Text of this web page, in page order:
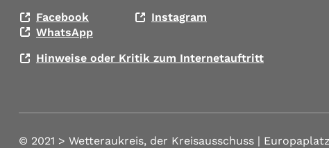
Facebook
Instagram
WhatsApp
Hinweise oder Kritik zum Internetauftritt
© 2021 > Wetteraukreis, der Kreisausschuss |